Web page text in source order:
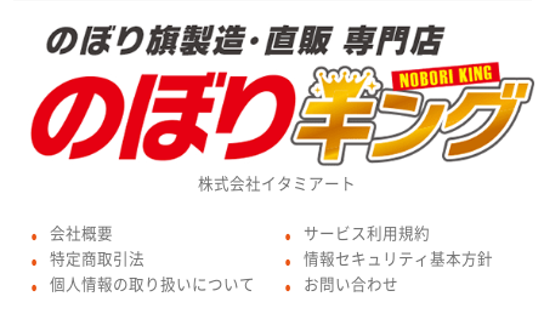
株式会社イタミアート
● 会社概要
● 特定商取引法
● 個人情報の取り扱いについて
● サービス利用規約
● 情報セキュリティ基本方針
● お問い合わせ